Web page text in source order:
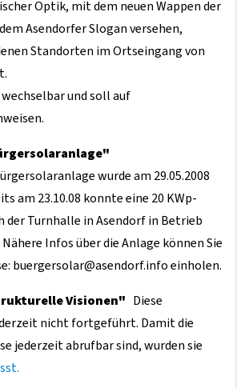
Optik, mit dem neuen Wappen der
Asendorfer Slogan versehen,
Standorten im Ortseingang von
und soll auf
wurde am 29.05.2008
am 23.10.08 konnte eine 20 KWp-
der Turnhalle in Asendorf in Betrieb
Infos über die Anlage können Sie
buergersolar@asendorf.info einholen.
Visionen" Diese
nicht fortgeführt. Damit die
jederzeit abrufbar sind, wurden sie